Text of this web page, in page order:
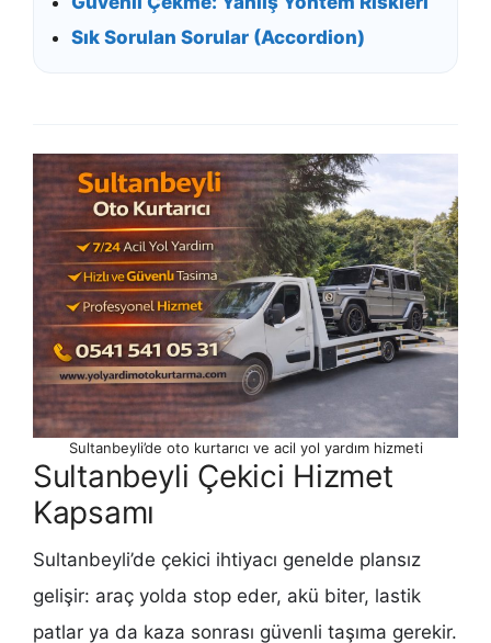
Sık Sorulan Sorular (Accordion)
Sultanbeyli’de oto kurtarıcı ve acil yol yardım hizmeti
Sultanbeyli Çekici Hizmet
Kapsamı
Sultanbeyli’de çekici ihtiyacı genelde plansız
gelişir: araç yolda stop eder, akü biter, lastik
patlar ya da kaza sonrası güvenli taşıma gerekir.